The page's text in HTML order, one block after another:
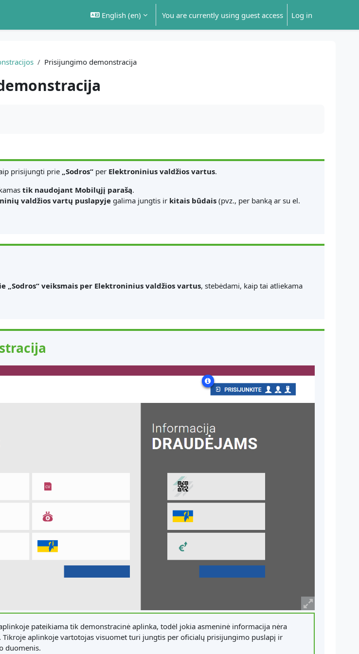
English ‎(en)‎ You are currently using guest access Log in
Prisijungimo demonstracija
prisijungti prie „Sodros“ per Elektroninius valdžios vartus.
tik naudojant Mobilųjį parašą.
valdžios vartų puslapyjegalima jungtis ir kitais būdais (pvz., per banką ar su el.
„Sodros“ veiksmais per Elektroninius valdžios vartus, stebėdami, kaip tai atliekama
pateikiama tik demonstracinė aplinka, todėl jokia asmeninė informacija nėra
Tikroje aplinkoje vartotojas visuomet turi jungtis per oficialų prisijungimo puslapį ir
duomenis.